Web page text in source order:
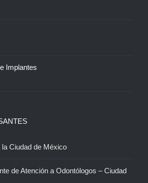
Implantes
Ciudad de México
de Atención a Odontólogos – Ciudad